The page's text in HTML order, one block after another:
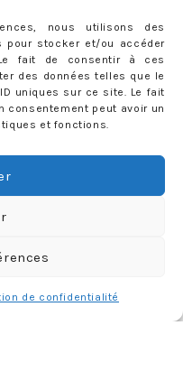
nous utilisons des
pour stocker et/ou accéder
fait de consentir à ces
des données telles que le
uniques sur ce site. Le fait
consentement peut avoir un
et fonctions.
de confidentialité